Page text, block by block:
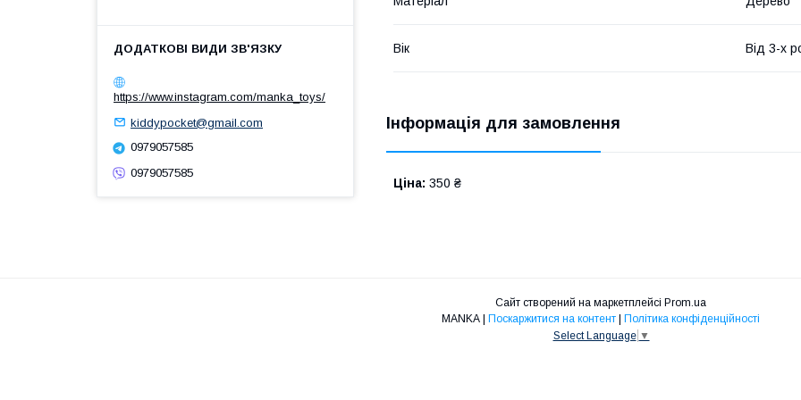
Вік Від 3-х
Інформація для замовлення
Ціна: 350 ₴
https://www.instagram.com/manka_toys/
kiddypocket@gmail.com
0979057585
0979057585
Сайт створений на маркетплейсі Prom.ua
Поскаржитися на контент
Політика конфіденційності
Select Language ▼